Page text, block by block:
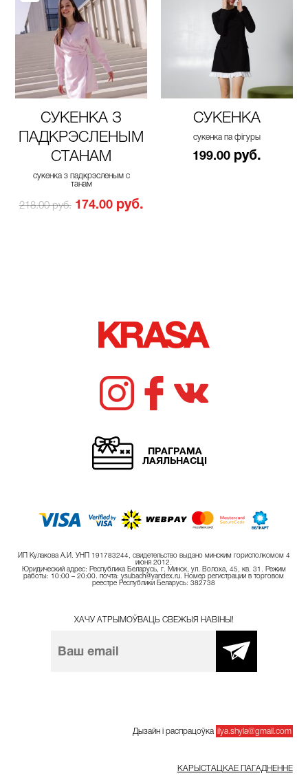
СУКЕНКА З
ПАДКРЭСЛЕНЫМ
СТАНАМ
сукенка з падкрэсленым с
танам
218.00 руб. 174.00 руб.
СУКЕНКА
сукенка па фігуры
199.00 руб.
ПРАГРАМА
ЛАЯЛЬНАСЦІ
ИП Кулакова А.И. УНП 191783244, свидетельство выдано минским горисполкомом 4
июня 2012.
Юридический адрес: Республика Беларусь, г. Минск, ул. Волоха, 45, кв. 31. Режим
работы: 10:00 – 20:00. почта: ysubach@yandex.ru. Номер регистрации в торговом
реестре Республики Беларусь: 382738
ХАЧУ АТРЫМОЎВАЦЬ СВЕЖЫЯ НАВІНЫ!
Дызайн і распрацоўка ilya.shyla@gmail.com
КАРЫСТАЦКАЕ ПАГАДНЕННЕ